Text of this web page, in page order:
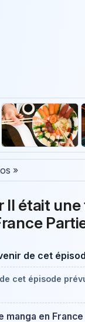
»
Il était une
de cet
cet épisode
manga en